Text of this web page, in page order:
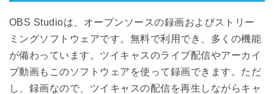
OBS Studioは、オープンソースの録画およびストリー
ミングソフトウェアです。無料で利用でき、多くの機能
が備わっています。ツイキャスのライブ配信やアーカイ
ブ動画もこのソフトウェアを使って録画できます。ただ
し、録画なので、ツイキャスの配信を再生しながらキャ